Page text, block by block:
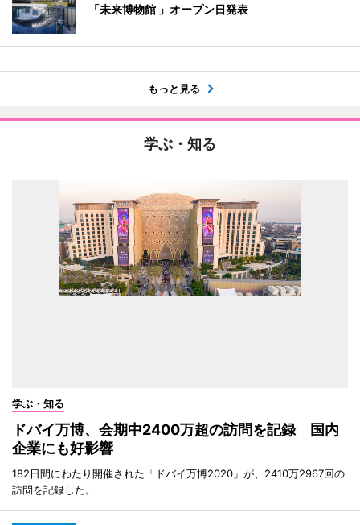
「未来博物館 」オープン日発表
もっと見る
学ぶ・知る
学ぶ・知る
ドバイ万博、会期中2400万超の訪問を記録 国内
企業にも好影響
182日間にわたり開催された「ドバイ万博2020」が、2410万2967回の
訪問を記録した。